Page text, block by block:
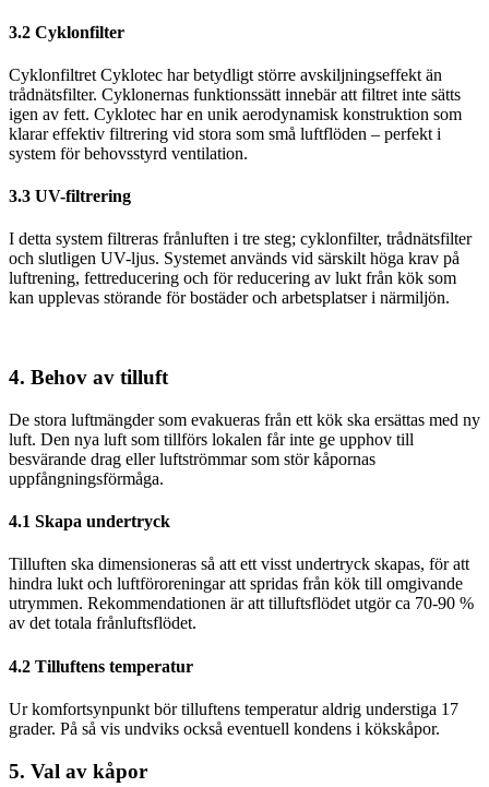
3.2 Cyklonfilter
Cyklonfiltret Cyklotec har betydligt större avskiljningseffekt än
trådnätsfilter. Cyklonernas funktionssätt innebär att filtret inte sätts
igen av fett. Cyklotec har en unik aerodynamisk konstruktion som
klarar effektiv filtrering vid stora som små luftflöden – perfekt i
system för behovsstyrd ventilation.
3.3 UV-filtrering
I detta system filtreras frånluften i tre steg; cyklonfilter, trådnätsfilter
och slutligen UV-ljus. Systemet används vid särskilt höga krav på
luftrening, fettreducering och för reducering av lukt från kök som
kan upplevas störande för bostäder och arbetsplatser i närmiljön.
4. Behov av tilluft
De stora luftmängder som evakueras från ett kök ska ersättas med ny
luft. Den nya luft som tillförs lokalen får inte ge upphov till
besvärande drag eller luftströmmar som stör kåpornas
uppfångningsförmåga.
4.1 Skapa undertryck
Tilluften ska dimensioneras så att ett visst undertryck skapas, för att
hindra lukt och luftföroreningar att spridas från kök till omgivande
utrymmen. Rekommendationen är att tilluftsflödet utgör ca 70-90 %
av det totala frånluftsflödet.
4.2 Tilluftens temperatur
Ur komfortsynpunkt bör tilluftens temperatur aldrig understiga 17
grader. På så vis undviks också eventuell kondens i kökskåpor.
5. Val av kåpor